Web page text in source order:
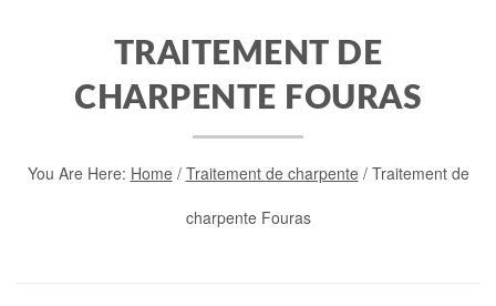
TRAITEMENT DE
CHARPENTE FOURAS
You Are Here: Home/ Traitement de charpente/ Traitement de
charpente Fouras